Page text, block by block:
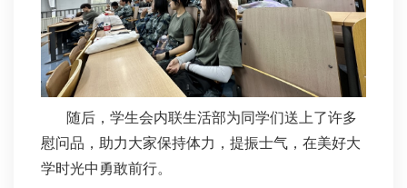
随后，学生会内联生活部为同学们送上了许多
慰问品，助力大家保持体力，提振士气，在美好大
学时光中勇敢前行。